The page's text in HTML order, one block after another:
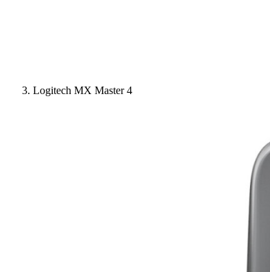
Logitech MX Master 4